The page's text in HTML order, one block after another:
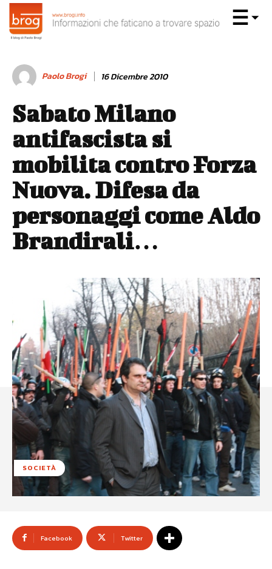
Paolo Brogi 16 Dicembre 2010
Sabato Milano
antifascista si
mobilita contro Forza
Nuova. Difesa da
personaggi come Aldo
Brandirali…
SOCIETÀ
Facebook Twitter